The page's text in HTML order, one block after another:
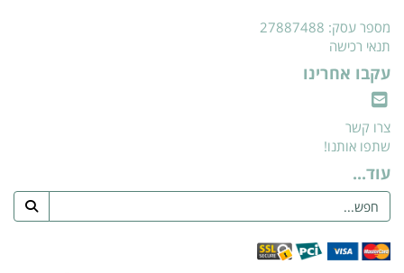
מספר עסק: 27887488
תנאי רכישה
עקבו אחרינו
צרו קשר
שתפו אותנו!
עוד...